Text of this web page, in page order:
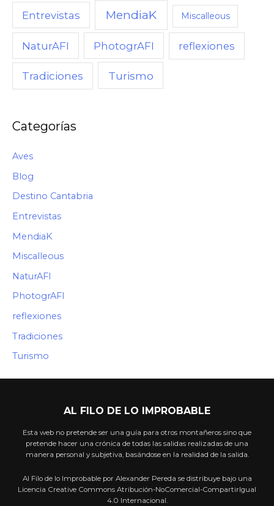
Entrevistas MendiaK Miscalleous
NaturAFI PhotogrAFI reflexiones
Tradiciones Turismo
Categorías
Aves
Blog
Destino Cantabria
Entrevistas
MendiaK
Miscalleous
NaturAFI
PhotogrAFI
reflexiones
Tradiciones
Turismo
AL FILO DE LO IMPROBABLE
Esta web no pretende ser una guía para otros montañeros sino que
pretende hacer una crónica de todas las salidas realizadas de una
manera personal y subjetiva, basándose en la realidad de la salida.
Al Filo de lo Improbable por Alexander Pereda se distribuye bajo una
Licencia Creative Commons Atribución-NoComercial-CompartirIgual
4.0 Internacional.